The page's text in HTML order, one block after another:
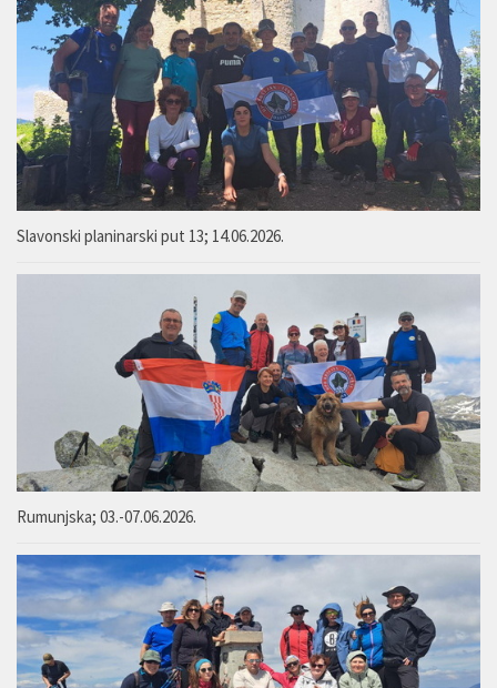
Slavonski planinarski put 13; 14.06.2026.
Rumunjska; 03.-07.06.2026.